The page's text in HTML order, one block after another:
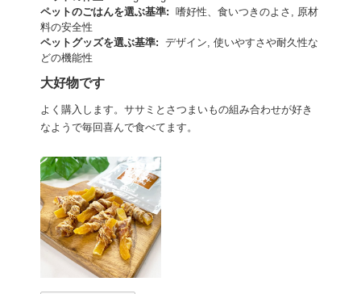
ペットのごはんを選ぶ基準: 嗜好性、食いつきのよさ, 原材
料の安全性
ペットグッズを選ぶ基準: デザイン, 使いやすさや耐久性な
どの機能性
大好物です
よく購入します。ササミとさつまいもの組み合わせが好き
なようで毎回喜んで食べてます。